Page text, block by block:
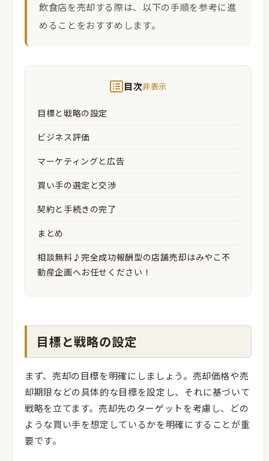
飲食店を売却する際は、以下の手順を参考に進
めることをおすすめします。
目次非表示
目標と戦略の設定
ビジネス評価
マーケティングと広告
買い手の選定と交渉
契約と手続きの完了
まとめ
相談無料♪完全成功報酬型の店舗売却はみやこ不
動産企画へお任せください！
目標と戦略の設定
まず、売却の目標を明確にしましょう。売却価格や売
却期限などの具体的な目標を設定し、それに基づいて
戦略を立てます。売却先のターゲットを考慮し、どの
ような買い手を想定しているかを明確にすることが重
要です。